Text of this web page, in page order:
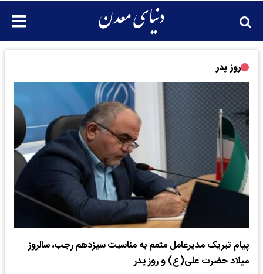
روز پدر
پیام تبریک مدیرعامل متمم به مناسبت سیزدهم رجب، سالروز
میلاد حضرت علی(ع) و روز پدر